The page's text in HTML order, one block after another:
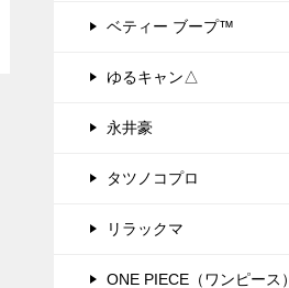
ベティー ブープ™
ゆるキャン△
永井豪
タツノコプロ
リラックマ
ONE PIECE（ワンピース）